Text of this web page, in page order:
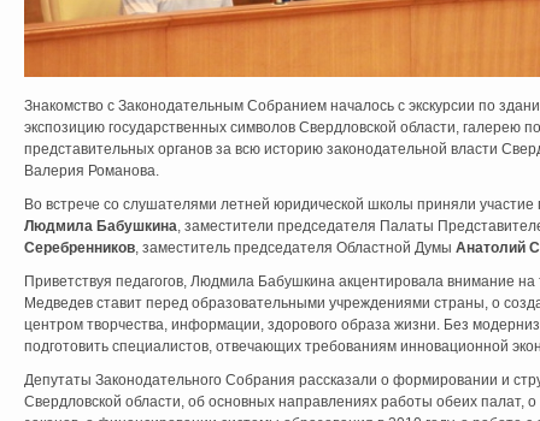
Знакомство с Законодательным Собранием началось с экскурсии по
экспозицию государственных символов Свердловской области, галерею
представительных органов за всю историю законодательной власти
Валерия Романова.
Во встрече со слушателями летней юридической школы приняли
Людмила Бабушкина, заместители председателя Палаты
Серебренников, заместитель председателя Областной Думы Анатолий
Приветствуя педагогов, Людмила Бабушкина акцентировала внимание
Медведев ставит перед образовательными учреждениями страны, о
центром творчества, информации, здорового образа жизни. Без
подготовить специалистов, отвечающих требованиям инновационной
Депутаты Законодательного Собрания рассказали о формировании и
Свердловской области, об основных направлениях работы обеих палат,